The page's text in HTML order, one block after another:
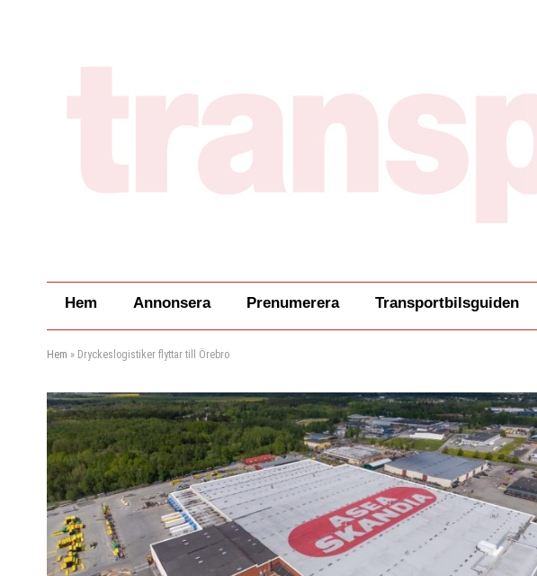
Hem Annonsera Prenumerera Transportbilsguiden
Hem » Dryckeslogistiker flyttar till Örebro